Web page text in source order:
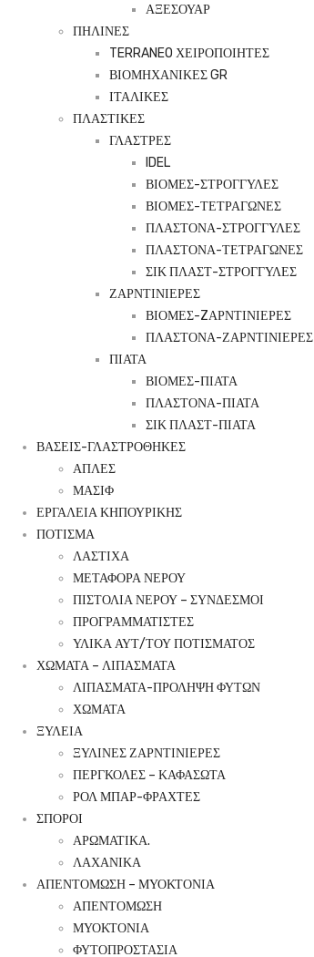
ΑΞΕΣΟΥΑΡ
ΠΗΛΙΝΕΣ
TERRANEO ΧΕΙΡΟΠΟΙΗΤΕΣ
ΒΙΟΜΗΧΑΝΙΚΕΣ GR
ΙΤΑΛΙΚΕΣ
ΠΛΑΣΤΙΚΕΣ
ΓΛΑΣΤΡΕΣ
IDEL
ΒΙΟΜΕΣ-ΣΤΡΟΓΓΥΛΕΣ
ΒΙΟΜΕΣ-ΤΕΤΡΑΓΩΝΕΣ
ΠΛΑΣΤΟΝΑ-ΣΤΡΟΓΓΥΛΕΣ
ΠΛΑΣΤΟΝΑ-ΤΕΤΡΑΓΩΝΕΣ
ΣΙΚ ΠΛΑΣΤ-ΣΤΡΟΓΓΥΛΕΣ
ΖΑΡΝΤΙΝΙΕΡΕΣ
ΒΙΟΜΕΣ-ZΑΡΝΤΙΝΙΕΡΕΣ
ΠΛΑΣΤΟΝΑ-ΖΑΡΝΤΙΝΙΕΡΕΣ
ΠΙΑΤΑ
ΒΙΟΜΕΣ-ΠΙΑΤΑ
ΠΛΑΣΤΟΝΑ-ΠΙΑΤΑ
ΣΙΚ ΠΛΑΣΤ-ΠΙΑΤΑ
ΒΑΣΕΙΣ-ΓΛΑΣΤΡΟΘΗΚΕΣ
ΑΠΛΕΣ
ΜΑΣΙΦ
ΕΡΓΑΛΕΙΑ ΚΗΠΟΥΡΙΚΗΣ
ΠΟΤΙΣΜΑ
ΛΑΣΤΙΧΑ
ΜΕΤΑΦΟΡΑ ΝΕΡΟΥ
ΠΙΣΤΟΛΙΑ ΝΕΡΟΥ – ΣΥΝΔΕΣΜΟΙ
ΠΡΟΓΡΑΜΜΑΤΙΣΤΕΣ
ΥΛΙΚΑ ΑΥΤ/ΤΟΥ ΠΟΤΙΣΜΑΤΟΣ
ΧΩΜΑΤΑ – ΛΙΠΑΣΜΑΤΑ
ΛΙΠΑΣΜΑΤΑ-ΠΡΟΛΗΨΗ ΦΥΤΩΝ
ΧΩΜΑΤΑ
ΞΥΛΕΙΑ
ΞΥΛΙΝΕΣ ΖΑΡΝΤΙΝΙΕΡΕΣ
ΠΕΡΓΚΟΛΕΣ – ΚΑΦΑΣΩΤΑ
ΡΟΛ ΜΠΑΡ-ΦΡΑΧΤΕΣ
ΣΠΟΡΟΙ
ΑΡΩΜΑΤΙΚΑ.
ΛΑΧΑΝΙΚΑ
ΑΠΕΝΤΟΜΩΣΗ – ΜΥΟΚΤΟΝΙΑ
ΑΠΕΝΤΟΜΩΣΗ
ΜΥΟΚΤΟΝΙΑ
ΦΥΤΟΠΡΟΣΤΑΣΙΑ